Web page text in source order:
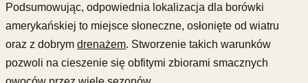
Podsumowując, odpowiednia lokalizacja dla borówki
amerykańskiej to miejsce słoneczne, osłonięte od wiatru
oraz z dobrym drenażem. Stworzenie takich warunków
pozwoli na cieszenie się obfitymi zbiorami smacznych